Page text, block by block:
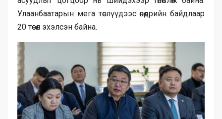
Улаанбаатарын мега төслүүдээс өнөөдрийн байдлаар
20 төсөл эхэлсэн байна.